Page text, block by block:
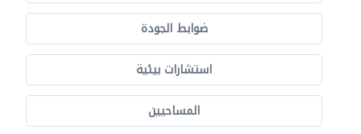
ضوابط الجودة
استشارات بيئية
المساحيين